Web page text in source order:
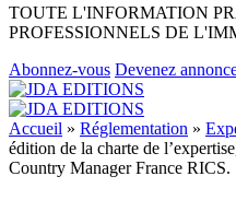
TOUTE L'INFORMATION
PROFESSIONNELS DE
Abonnez-vous Devenez
Accueil » Réglementation »
édition de la charte de
Country Manager France RICS.